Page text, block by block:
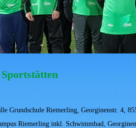
Grundschule Riemerling, Georginenstr. 4,
Riemerling inkl. Schwimmbad,